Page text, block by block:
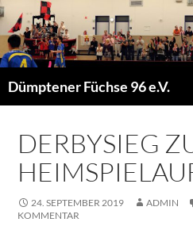
Dümptener Füchse 96 e.V.
SPRINGEN
DERBYSIEG
24. SEPTEMBER 2019 ADMIN
KOMMENTAR